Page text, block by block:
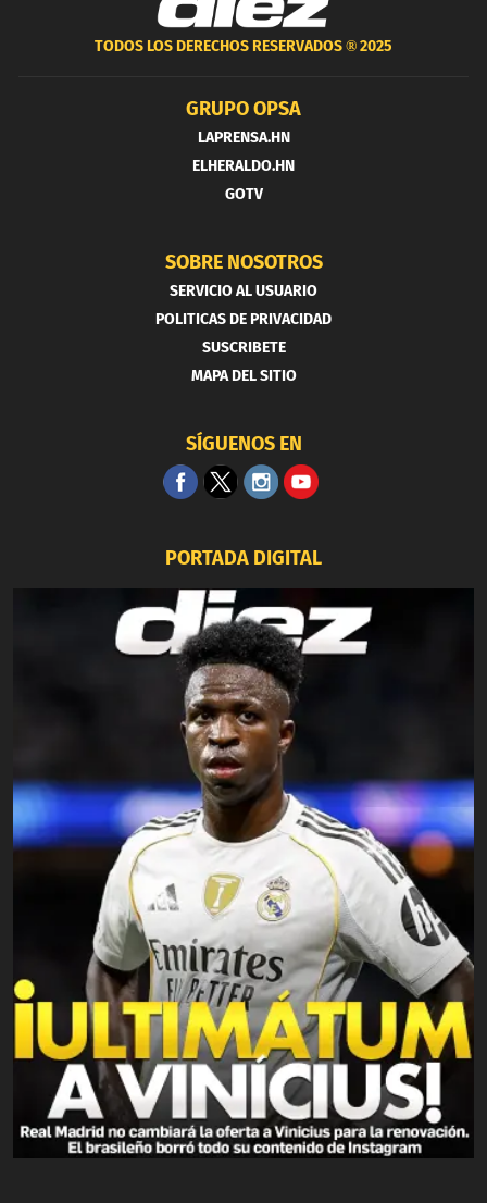
TODOS LOS DERECHOS RESERVADOS ®2025
GRUPO OPSA
LAPRENSA.HN
ELHERALDO.HN
GOTV
SOBRE NOSOTROS
SERVICIO AL USUARIO
POLITICAS DE PRIVACIDAD
SUSCRIBETE
MAPA DEL SITIO
SÍGUENOS EN
PORTADA DIGITAL